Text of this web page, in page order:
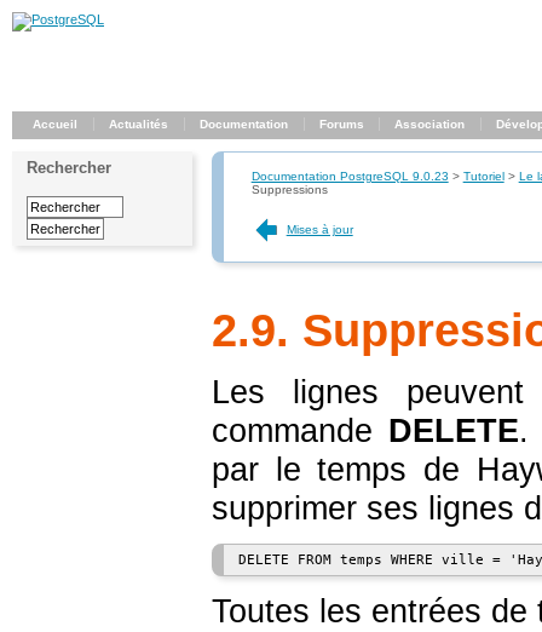
Accueil Actualités Documentation Forums Association
Rechercher Documentation PostgreSQL 9.0.23 > Tutoriel> Le
Suppressions
Mises à jour
2.9.
Les lignes
commande DELETE.
par le temps de
supprimer ses lignes
Toutes les entrées